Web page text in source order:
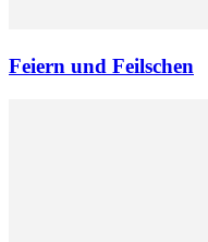
Feiern und Feilschen